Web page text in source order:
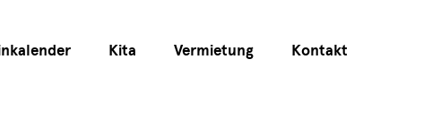
Kita Vermietung Kontakt